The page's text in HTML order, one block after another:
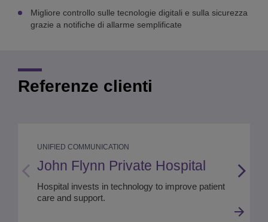
Migliore controllo sulle tecnologie digitali e sulla sicurezza
grazie a notifiche di allarme semplificate
Referenze clienti
UNIFIED COMMUNICATION
John Flynn Private Hospital
Hospital invests in technology to improve patient
care and support.